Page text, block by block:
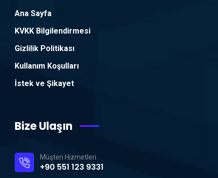
Ana Sayfa
KVKK Bilgilendirmesi
Gizlilik Politikası
Kullanım Koşulları
İstek ve Şikayet
Bize Ulaşın
Müşteri Hizmetleri
+90 551 123 9331